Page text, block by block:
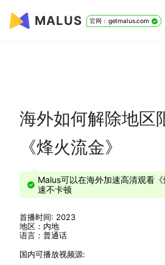
MALUS 官网：getmalus.com
海外如何解除地区
《烽火流金》
Malus可以在海外加速高清观看
速不卡顿
首播时间: 2023
地区：内地
语言：普通话
国内可播放视频源: